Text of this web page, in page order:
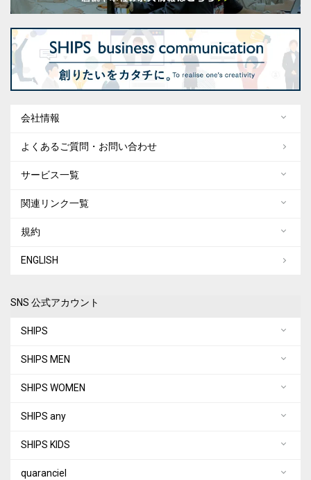
会社情報
よくあるご質問・お問い合わせ
サービス一覧
関連リンク一覧
規約
ENGLISH
SNS 公式アカウント
SHIPS
SHIPS MEN
SHIPS WOMEN
SHIPS any
SHIPS KIDS
quaranciel